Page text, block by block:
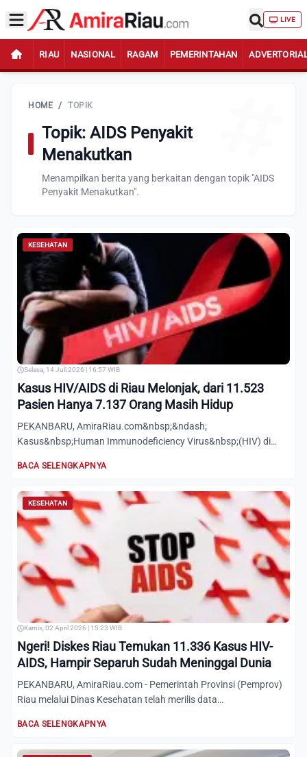
LIVE
RIAU NASIONAL RAGAM PEMERINTAHAN
HOME / TOPIK
Topik: AIDS Penyakit
Menakutkan
Menampilkan berita yang berkaitan dengan topik "AIDS
Penyakit Menakutkan".
KESEHATAN
Selasa, 14 Juli 2026 | 16:57 WIB
Kasus HIV/AIDS di Riau Melonjak, dari 11.523
Pasien Hanya 7.137 Orang Masih Hidup
PEKANBARU, AmiraRiau.com&nbsp;&ndash;
Kasus&nbsp;Human Immunodeficiency Virus&nbsp;(HIV) di
BACA SELENGKAPNYA
KESEHATAN
Kamis, 02 April 2026 | 15:23 WIB
Ngeri! Diskes Riau Temukan 11.336 Kasus HIV-
AIDS, Hampir Separuh Sudah Meninggal Dunia
PEKANBARU, AmiraRiau.com - Pemerintah Provinsi (Pemprov)
Riau melalui Dinas Kesehatan telah merilis data
BACA SELENGKAPNYA